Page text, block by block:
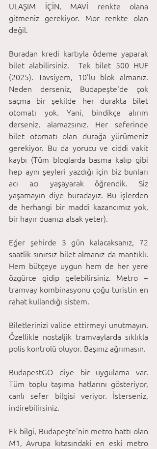
ULAŞIM İÇİN, MAVİ renkte olana
gitmeniz gerekiyor. Mor renkte olan
değil.
Buradan kredi kartıyla ödeme yaparak
bilet alabilirsiniz.  Tek bilet 500 HUF
(2025). Tavsiyem, 10'lu blok almanız.
Neden derseniz, Budapeşte'de çok
saçma bir şekilde her durakta bilet
otomatı yok. Yani, bindikçe alırım
derseniz, alamazsınız. Her seferinde
bilet otomatı olan durağa yürümeniz
gerekiyor. Bu da yorucu ve ciddi vakit
kaybı (Tüm bloglarda basma kalıp gibi
hep aynı şeyleri yazdığı için biz bunları
acı acı yaşayarak öğrendik. Siz
yaşamayın diye buradayız. Bu işlerden
de herhangi bir maddi kazancımız yok,
bir hayır duanızı alsak yeter).
Eğer şehirde 3 gün kalacaksanız, 72
saatlik sınırsız bilet almanız da mantıklı.
Hem bütçeye uygun hem de her yere
özgürce gidip gelebilirsiniz. Metro +
tramvay kombinasyonu çoğu turistin en
rahat kullandığı sistem.
Biletlerinizi valide ettirmeyi unutmayın.
Özellikle nostaljik tramvaylarda sıklıkla
polis kontrolü oluyor. Başınız ağrımasın.
BudapestGO diye bir uygulama var.
Tüm toplu taşıma hatlarını gösteriyor,
canlı sefer bilgisi veriyor. İsterseniz,
indirebilirsiniz.
Ek bilgi, Budapeşte'nin metro hattı olan
M1, Avrupa kıtasındaki en eski metro